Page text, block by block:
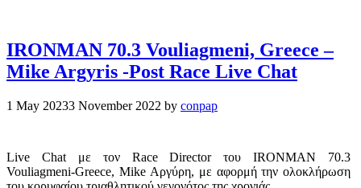
IRONMAN 70.3 Vouliagmeni, Greece –
Mike Argyris -Post Race Live Chat
1 May 20233 November 2022 by conpap
Live Chat με τον Race Director του IRONMAN 70.3
Vouliagmeni-Greece, Mike Αργύρη, με αφορμή την ολοκλήρωση